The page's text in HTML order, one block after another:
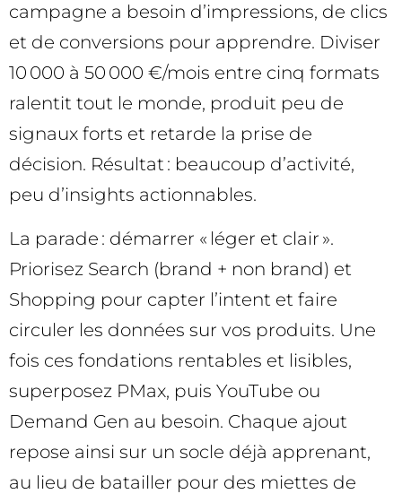
campagne a besoin d’impressions, de clics
et de conversions pour apprendre. Diviser
10 000 à 50 000 €/mois entre cinq formats
ralentit tout le monde, produit peu de
signaux forts et retarde la prise de
décision. Résultat : beaucoup d’activité,
peu d’insights actionnables.
La parade : démarrer « léger et clair ».
Priorisez Search (brand + non brand) et
Shopping pour capter l’intent et faire
circuler les données sur vos produits. Une
fois ces fondations rentables et lisibles,
superposez PMax, puis YouTube ou
Demand Gen au besoin. Chaque ajout
repose ainsi sur un socle déjà apprenant,
au lieu de batailler pour des miettes de